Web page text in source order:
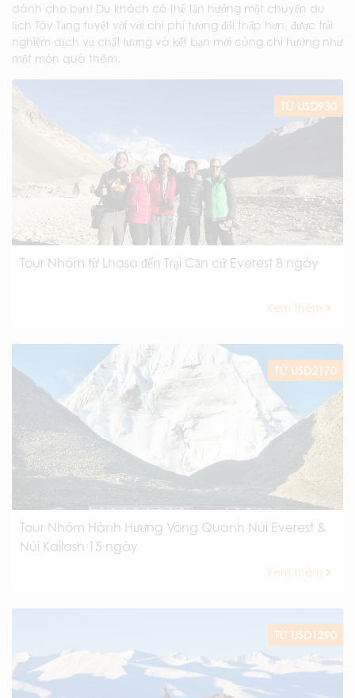
dành cho bạn! Du khách có thể tận hưởng một chuyến du
lịch Tây Tạng tuyệt vời với chi phí tương đối thấp hơn, được trải
nghiệm dịch vụ chất lượng và kết bạn mới cùng chí hướng như
một món quà thêm.
TỪ USD930
Tour Nhóm từ Lhasa đến Trại Căn cứ Everest 8 ngày
Xem thêm
TỪ USD2170
Tour Nhóm Hành Hương Vòng Quanh Núi Everest &
Núi Kailash 15 ngày
Xem thêm
TỪ USD1290